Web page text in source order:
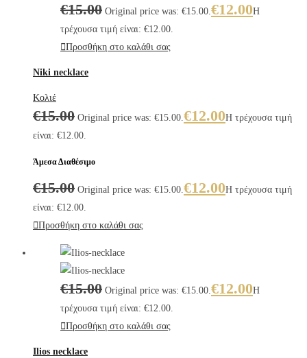
€15.00 Original price was: €15.00.€12.00Η
τρέχουσα τιμή είναι: €12.00.
Προσθήκη στο καλάθι σας
Niki necklace
Κολιέ
€15.00 Original price was: €15.00.€12.00Η τρέχουσα τιμή
είναι: €12.00.
Άμεσα Διαθέσιμο
€15.00 Original price was: €15.00.€12.00Η τρέχουσα τιμή
είναι: €12.00.
Προσθήκη στο καλάθι σας
€15.00 Original price was: €15.00.€12.00Η
τρέχουσα τιμή είναι: €12.00.
Προσθήκη στο καλάθι σας
Ilios necklace